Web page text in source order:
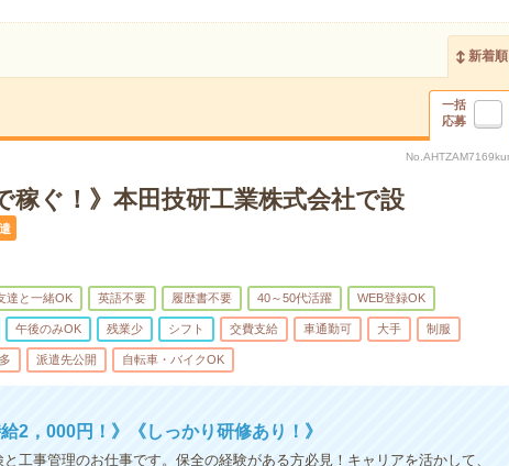
新着順
一括
応募
稼ぐ！》本田技研工業株式会社で設
達と一緒OK 英語不要 履歴書不要 40～50代活躍 WEB登録OK
午後のみOK 残業少 シフト 交費支給 車通勤可 大手 制服
派遣先公開 自転車・バイクOK
2，000円！》《しっかり研修あり！》
工事管理のお仕事です。保全の経験がある方必見！キャリアを活かして、